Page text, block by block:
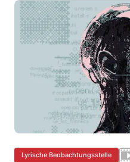
Lyrische Beobachtungsstelle